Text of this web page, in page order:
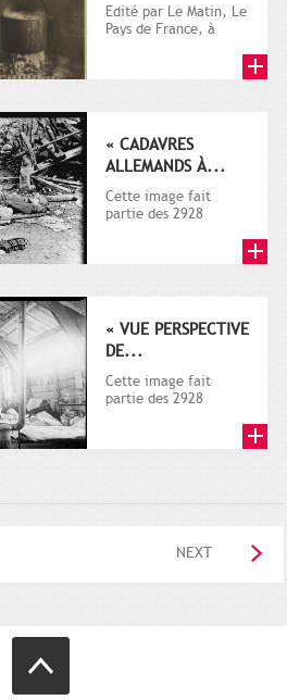
Edité par Le Matin, Le
Pays de France, à
« CADAVRES
ALLEMANDS À...
Cette image fait
partie des 2928
« VUE PERSPECTIVE
DE...
Cette image fait
partie des 2928
NEXT